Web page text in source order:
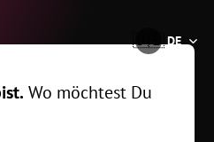
🇩🇪DE
Wo möchtest Du